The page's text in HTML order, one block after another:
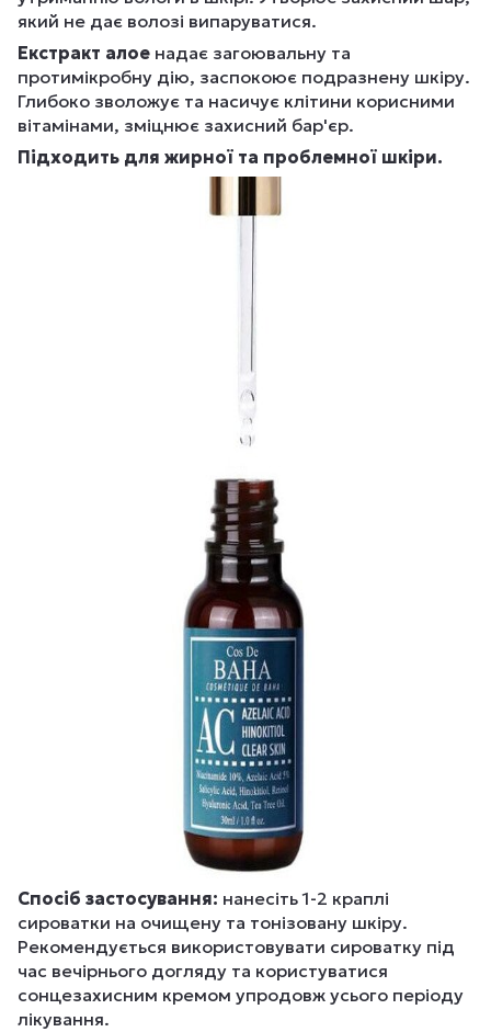
який не дає волозі випаруватися.
Екстракт алое надає загоювальну та
протимікробну дію, заспокоює подразнену шкіру.
Глибоко зволожує та насичує клітини корисними
вітамінами, зміцнює захисний бар'єр.
Підходить для жирної та проблемної шкіри.
Спосіб застосування: нанесіть 1-2 краплі
сироватки на очищену та тонізовану шкіру.
Рекомендується використовувати сироватку під
час вечірнього догляду та користуватися
сонцезахисним кремом упродовж усього періоду
лікування.